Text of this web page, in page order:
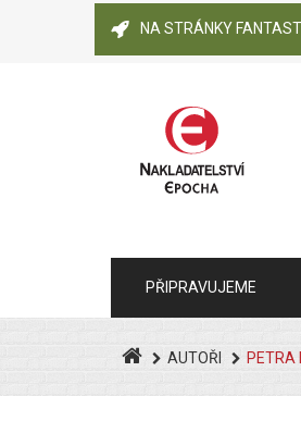
NA STRÁNKY
PŘIPRAVUJEME
AUTOŘI PETRA